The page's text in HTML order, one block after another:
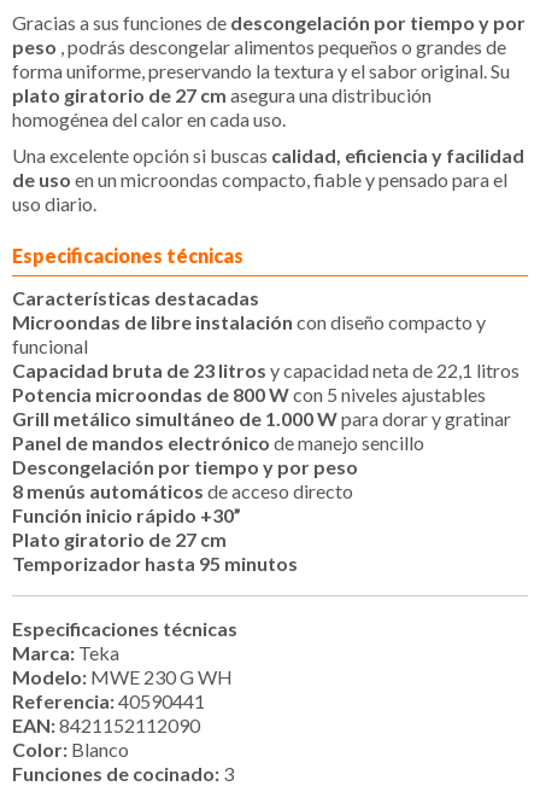
Gracias a sus funciones de descongelación por tiempo y por
peso , podrás descongelar alimentos pequeños o grandes de
forma uniforme, preservando la textura y el sabor original. Su
plato giratorio de 27 cm asegura una distribución
homogénea del calor en cada uso.
Una excelente opción si buscas calidad, eficiencia y facilidad
de uso en un microondas compacto, fiable y pensado para el
uso diario.
Especificaciones técnicas
Características destacadas
Microondas de libre instalación con diseño compacto y
funcional
Capacidad bruta de 23 litros y capacidad neta de 22,1 litros
Potencia microondas de 800 Wcon 5 niveles ajustables
Grill metálico simultáneo de 1.000 Wpara dorar y gratinar
Panel de mandos electrónico de manejo sencillo
Descongelación por tiempo y por peso
8 menús automáticos de acceso directo
Función inicio rápido +30”
Plato giratorio de 27 cm
Temporizador hasta 95 minutos
Especificaciones técnicas
Marca: Teka
Modelo: MWE 230 G WH
Referencia:40590441
EAN:8421152112090
Color: Blanco
Funciones de cocinado: 3